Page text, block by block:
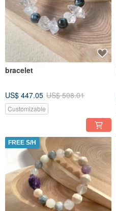
bracelet
US$ 447.05 US$ 508.01
Customizable
FREE S/H